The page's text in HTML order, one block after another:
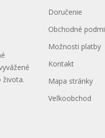
života.
Doručenie
Obchodné
Možnosti platby
Kontakt
Mapa stránky
Veľkoobchod